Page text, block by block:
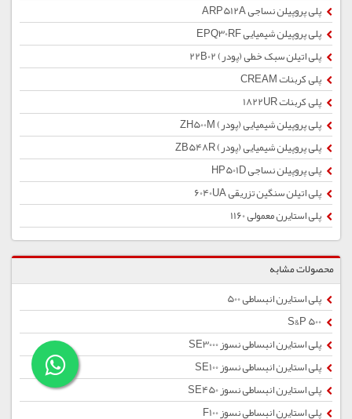
پلی پروپیلن نساجی ARP512A
پلی پروپیلن شیمیایی EPQ30RF
پلی اتیلن سبک خطی (پودر) 22B02
پلی کربنات CREAM
پلی کربنات 1822UR
پلی پروپیلن شیمیایی (پودر) ZH500M
پلی پروپیلن شیمیایی (پودر) ZB548R
پلی پروپیلن نساجی HP501D
پلی اتیلن سنگین تزریقی 6040UA
پلی استایرن معمولی 1160
محصولات مشابه
پلی استایرن انبساطی 500
پلی استایرن انبساطی نسوز SE3000
پلی استایرن انبساطی نسوز SE100
پلی استایرن انبساطی نسوز SE450
پلی استایرن انبساطی نسوز F100